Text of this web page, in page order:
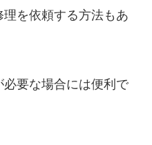
を依頼する方法もあ
要な場合には便利で